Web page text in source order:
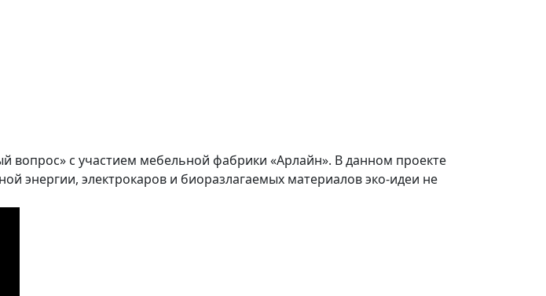
с участием мебельной фабрики «Арлайн». В данном проекте
энергии, электрокаров и биоразлагаемых материалов эко-идеи не